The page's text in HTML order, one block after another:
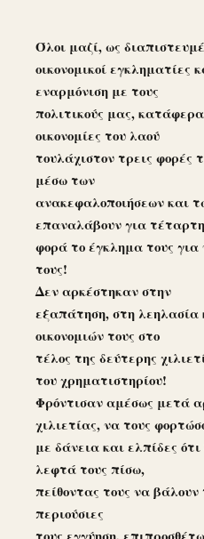
Όλοι μαζί, ως
οικονομικοί εγκληματίες
εναρμόνιση με τους
πολιτικούς μας,
οικονομίες του λαού
τουλάχιστον τρεις φορές
μέσω των
ανακεφαλοποιήσεων και
επαναλάβουν για τέταρτη
φορά το έγκλημα τους
τους!
Δεν αρκέστηκαν στην
εξαπάτηση, στη λεηλασία
οικονομιών τους στο
τέλος της δεύτερης
του χρηματιστηρίου!
Φρόντισαν αμέσως μετά
χιλιετίας, να τους
με δάνεια και ελπίδες
λεφτά τους πίσω,
πείθοντας τους να βάλουν
περιούσιες